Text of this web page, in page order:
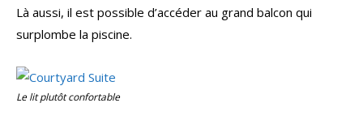
Là aussi, il est possible d’accéder au grand balcon qui
surplombe la piscine.
Le lit plutôt confortable